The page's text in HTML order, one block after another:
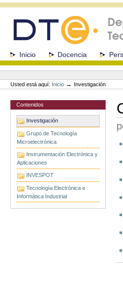
navegación
SeccionesInicio Docencia
Herramientas
Personales
Usted está aquí: Inicio → Investigación
Contenidos
Investigación
Grupo de Tecnología
Microelectrónica
Instrumentación Electrónica y
Aplicaciones
INVESPOT
Tecnología Electrónica e
Informática Industrial